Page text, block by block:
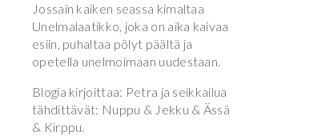
Jossain kaiken seassa kimaltaa
Unelmalaatikko, joka on aika kaivaa
esiin, puhaltaa pölyt päältä ja
opetella unelmoimaan uudestaan.
Blogia kirjoittaa: Petra ja seikkailua
tähdittävät: Nuppu & Jekku & Ässä
& Kirppu.